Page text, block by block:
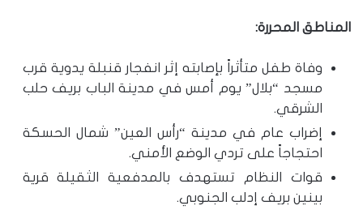
المناطق المحررة:
وفاة طفل متأثراً بإصابته إثر انفجار قنبلة يدوية قرب
مسجد “بلال” يوم أمس في مدينة الباب بريف حلب
الشرقي.
إضراب عام في مدينة “رأس العين” شمال الحسكة
احتجاجاً على تردي الوضع الأمني.
قوات النظام تستهدف بالمدفعية الثقيلة قرية
بينين بريف إدلب الجنوبي.